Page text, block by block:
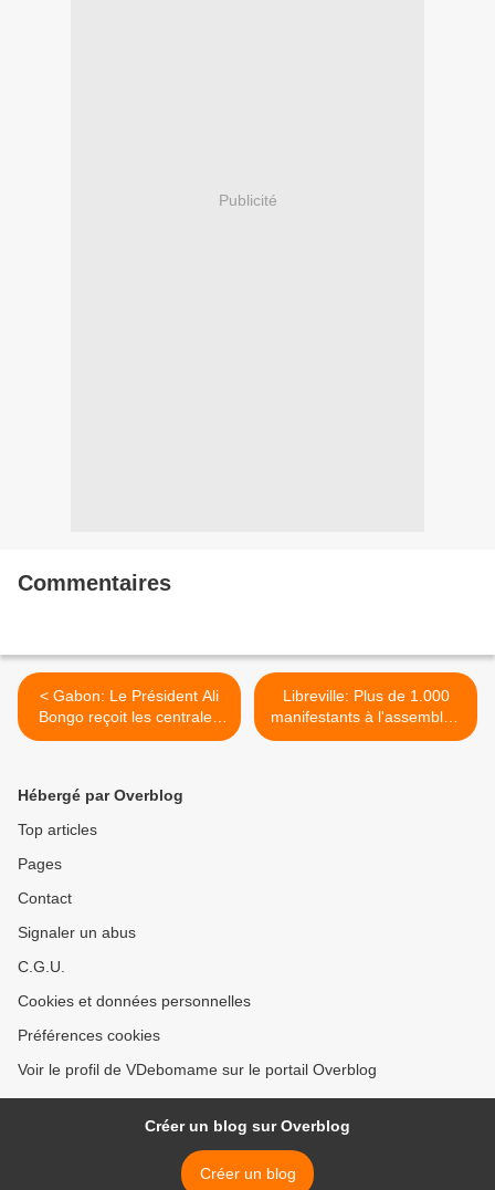
Publicité
Commentaires
< Gabon: Le Président Ali
Bongo reçoit les centrales
syndicales
Libreville: Plus de 1.000
manifestants à l'assemblée
nationale Comme prévu, >
Hébergé par Overblog
Top articles
Pages
Contact
Signaler un abus
C.G.U.
Cookies et données personnelles
Préférences cookies
Voir le profil de VDebomame sur le portail Overblog
Créer un blog sur Overblog
Créer un blog